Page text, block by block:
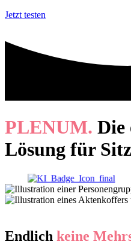
Jetzt testen
PLENUM. Die
Lösung für
Endlich keine